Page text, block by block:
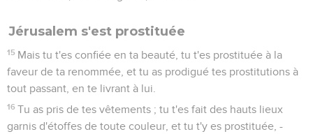
Jérusalem s'est prostituée
15 Mais tu t'es confiée en ta beauté, tu t'es prostituée à la
faveur de ta renommée, et tu as prodigué tes prostitutions à
tout passant, en te livrant à lui.
16 Tu as pris de tes vêtements ; tu t'es fait des hauts lieux
garnis d'étoffes de toute couleur, et tu t'y es prostituée, -